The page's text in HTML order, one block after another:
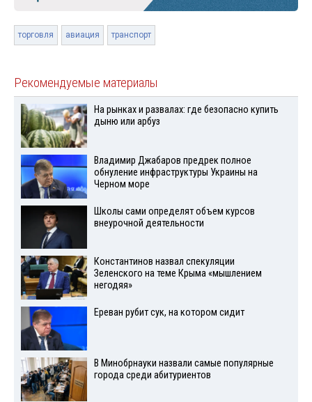
торговля авиация транспорт
Рекомендуемые материалы
На рынках и развалах: где безопасно купить
дыню или арбуз
Владимир Джабаров предрек полное
обнуление инфраструктуры Украины на
Черном море
Школы сами определят объем курсов
внеурочной деятельности
Константинов назвал спекуляции
Зеленского на теме Крыма «мышлением
негодяя»
Ереван рубит сук, на котором сидит
В Минобрнауки назвали самые популярные
города среди абитуриентов